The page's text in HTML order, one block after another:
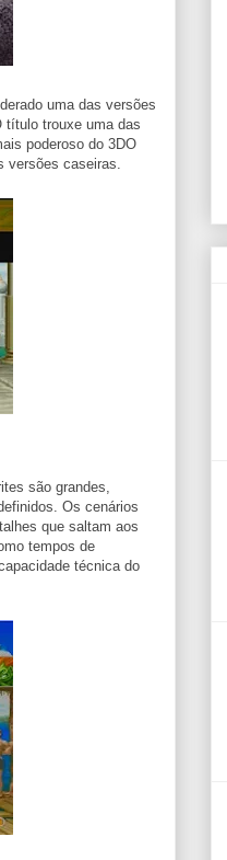
uma das versões
título trouxe uma das
poderoso do 3DO
versões caseiras.
são grandes,
Os cenários
que saltam aos
tempos de
técnica do